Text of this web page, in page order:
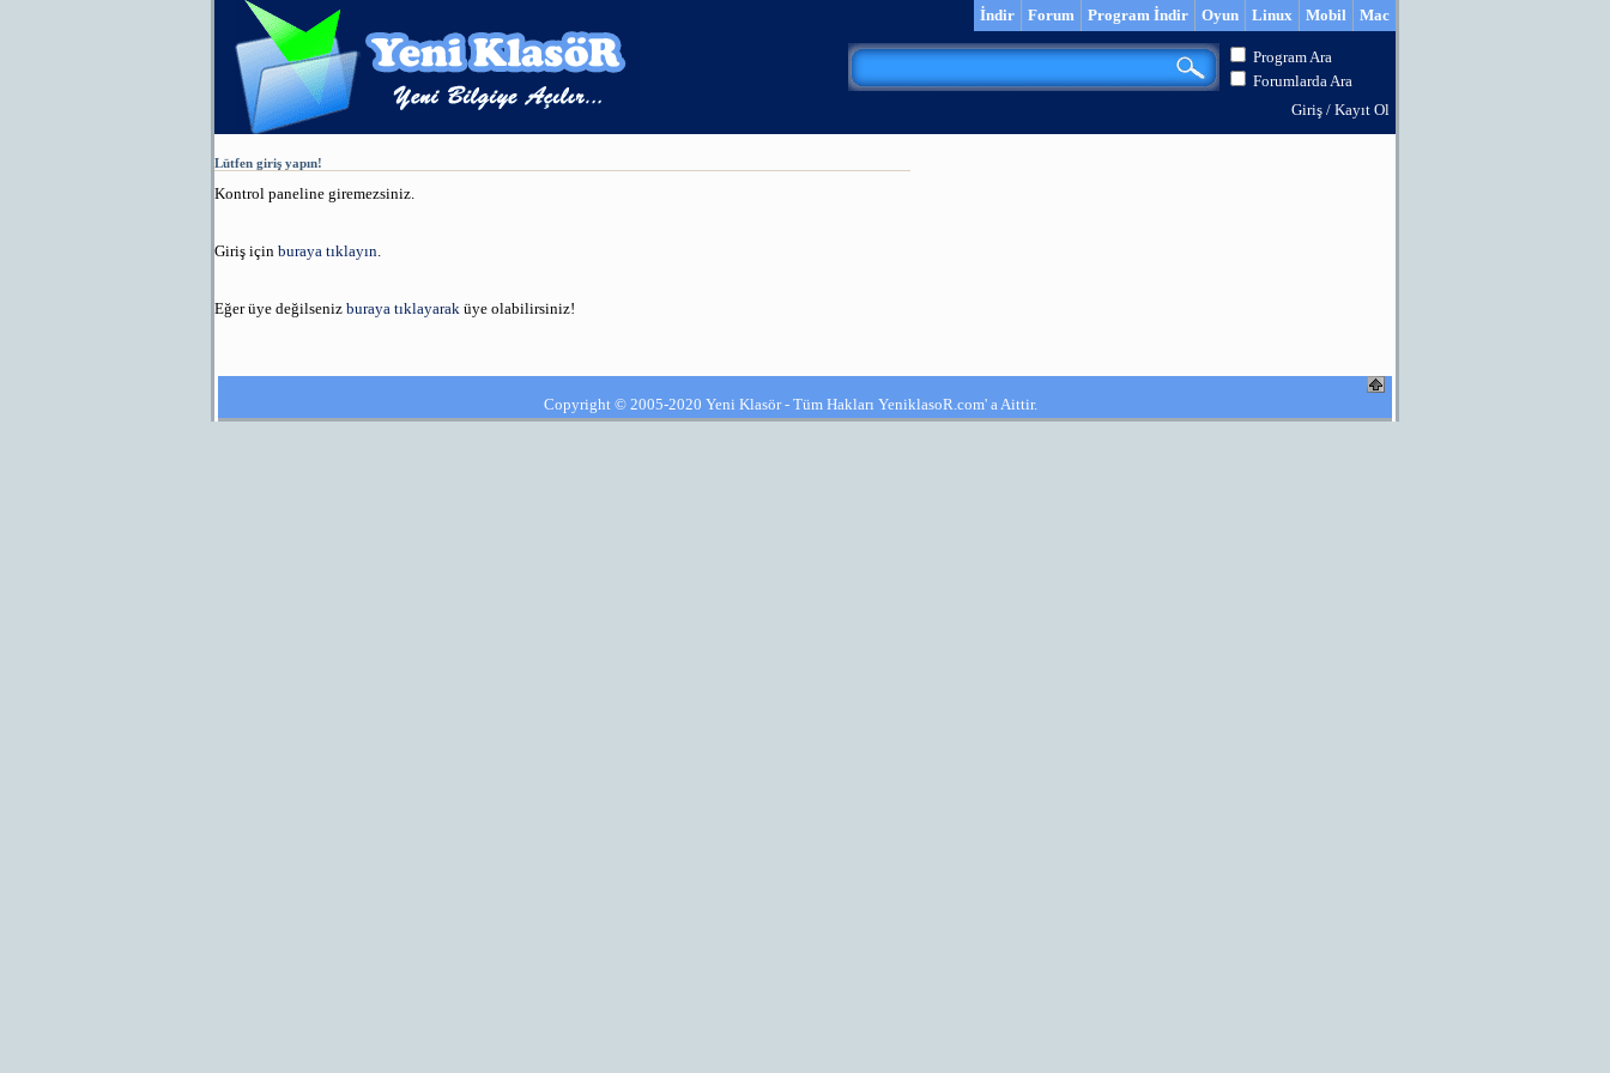
Mac
Mobil
Linux
Oyun
Program İndir
Forum
İndir
Program Ara
Forumlarda Ara
Giriş / Kayıt Ol
Lütfen giriş yapın!
Kontrol paneline giremezsiniz.
Giriş için buraya tıklayın
Eğer üye değilseniz buraya tıklayarak üye olabilirsiniz!
Copyright © 2005-2020 Yeni Klasör - Tüm Hakları YeniklasoR.com' a Aittir.